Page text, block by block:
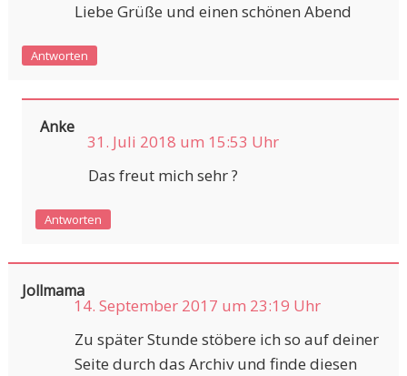
Liebe Grüße und einen schönen Abend
Antworten
Anke
31. Juli 2018 um 15:53 Uhr
Das freut mich sehr ?
Antworten
Jollmama
14. September 2017 um 23:19 Uhr
Zu später Stunde stöbere ich so auf deiner
Seite durch das Archiv und finde diesen